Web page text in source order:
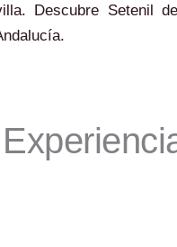
Descubre Setenil